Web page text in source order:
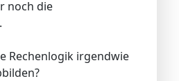
noch die
Rechenlogik irgendwie